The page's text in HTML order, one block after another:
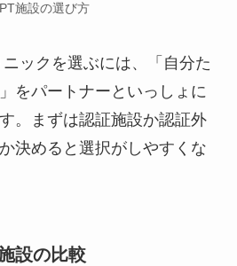
施設の選び方
ックを選ぶには、「自分た
をパートナーといっしょに
。まずは認証施設か認証外
決めると選択がしやすくな
設の比較